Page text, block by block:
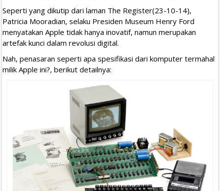
Seperti yang dikutip dari laman The Register(23-10-14),
Patricia Mooradian, selaku Presiden Museum Henry Ford
menyatakan Apple tidak hanya inovatif, namun merupakan
artefak kunci dalam revolusi digital.
Nah, penasaran seperti apa spesifikasi dari komputer termahal
milik Apple ini?, berikut detailnya: